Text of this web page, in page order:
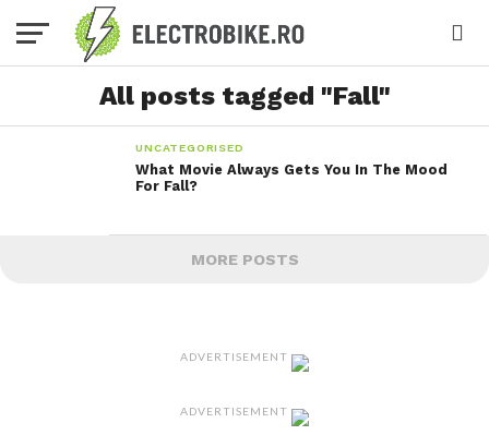
All posts tagged "Fall"
UNCATEGORISED
What Movie Always Gets You In The Mood
For Fall?
MORE POSTS
ADVERTISEMENT
ADVERTISEMENT